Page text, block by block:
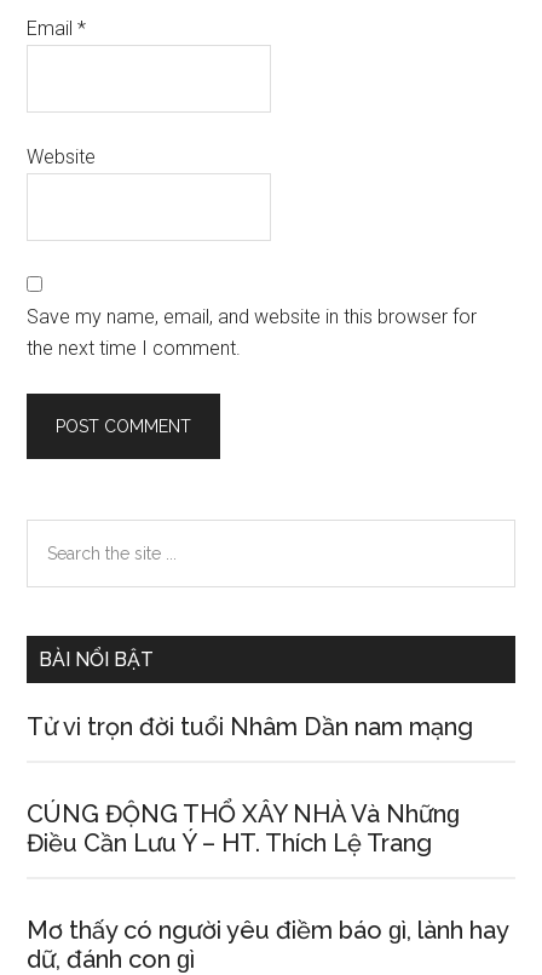
Email*
Website
Save my name, email, and website in this browser for
the next time I comment.
Primary
Sidebar
the
BÀI NỔI BẬT
Tử vi trọn đời tuổi Nhâm Dần nam mạng
CÚNG ĐỘNG THỔ XÂY NHÀ Và Nhữnɡ
Điều Cần Lưu Ý – HT. Thích Lệ Trang
Mơ thấy có người yêu điềm báo ɡì, lành hay
dữ, đánh con ɡì